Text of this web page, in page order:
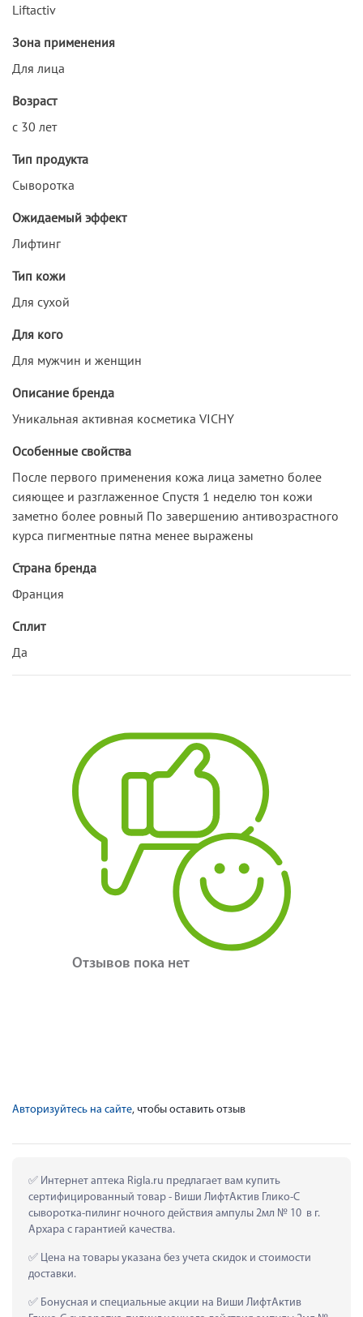
Liftactiv
Зона применения
Для лица
Возраст
с 30 лет
Тип продукта
Сыворотка
Ожидаемый эффект
Лифтинг
Тип кожи
Для сухой
Для кого
Для мужчин и женщин
Описание бренда
Уникальная активная косметика VICHY
Особенные свойства
После первого применения кожа лица заметно более
сияющее и разглаженное Спустя 1 неделю тон кожи
заметно более ровный По завершению антивозрастного
курса пигментные пятна менее выражены
Страна бренда
Франция
Сплит
Да
Отзывов пока нет
Авторизуйтесь на сайте, чтобы оставить отзыв
Интернет аптека Rigla.ru предлагает вам купить
сертифицированный товар - Виши ЛифтАктив Глико-C
cыворотка-пилинг ночного действия ампулы 2мл № 10  в г.
Архара с гарантией качества.
Цена на товары указана без учета скидок и стоимости
доставки.
Бонусная и специальные акции на Виши ЛифтАктив